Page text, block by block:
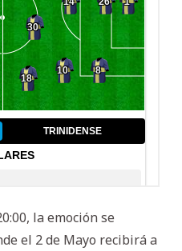
la emoción se
el 2 de Mayo recibirá a